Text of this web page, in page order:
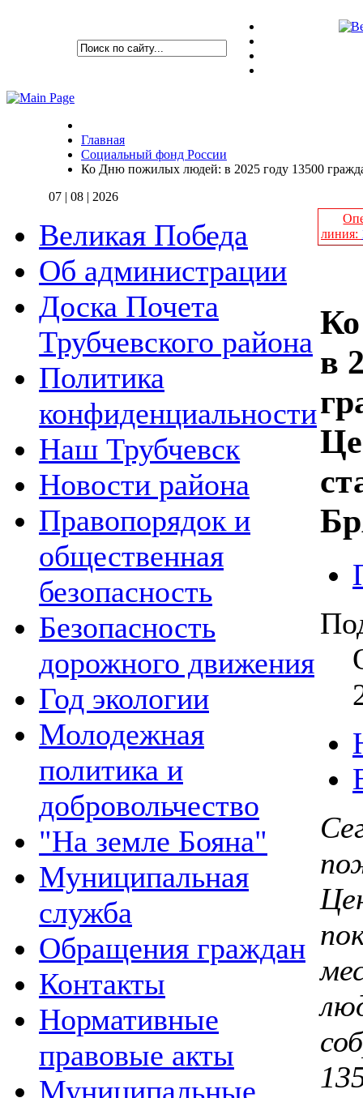
Главная
Социальный фонд России
Ко Дню пожилых людей: в 2025 году 13500
07 | 08 | 2026
Великая Победа
Об администрации
Доска Почета
Трубчевского района
Политика
конфиденциальности
Наш Трубчевск
Новости района
Правопорядок и
общественная
безопасность
Безопасность
дорожного движения
Год экологии
Молодежная
политика и
добровольчество
"На земле Бояна"
Муниципальная
служба
Обращения граждан
Контакты
Нормативные
правовые акты
Муниципальные
линия:
в